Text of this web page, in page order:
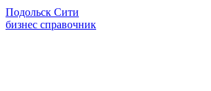
Подольск Сити
бизнес справочник